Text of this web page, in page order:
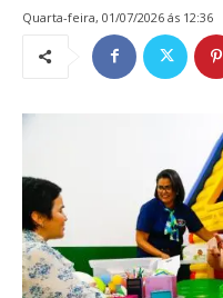
quarta-feira, 01/07/2026 ás 12:36